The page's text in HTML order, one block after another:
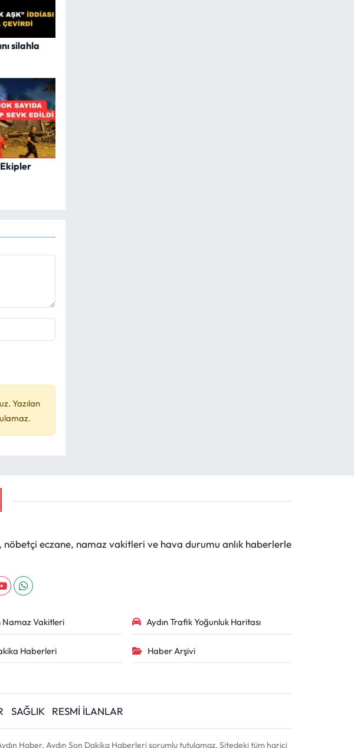
silahla
Yazılan
eczane, namaz vakitleri ve hava durumu anlık haberlerle
Namaz Vakitleri Aydın Trafik Yoğunluk Haritası
Haberleri Haber Arşivi
SAĞLIK RESMİ İLANLAR
Haber, Aydın Son Dakika Haberleri sorumlu tutulamaz. Sitedeki tüm harici